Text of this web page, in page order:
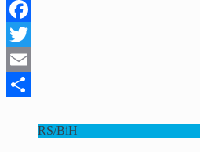
Facebook
Twitter
Email
RS/BiH